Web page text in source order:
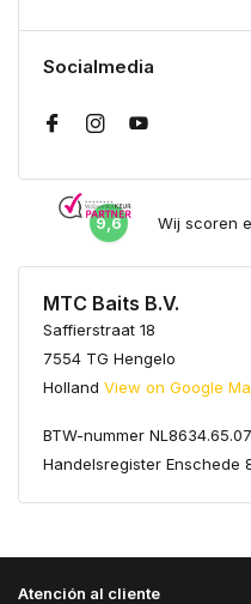
Socialmedia
9,6 Wij scoren
MTC Baits B.V.
Saffierstraat 18
7554 TG Hengelo
Holland View on Google
BTW-nummer
Handelsregister Enschede
Atención al cliente